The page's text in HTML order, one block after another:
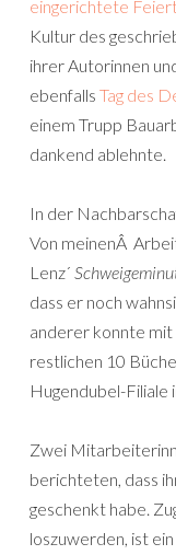
eingerichtete
Kultur des
ihrer Autorinnen
ebenfalls Tag des
einem Trupp
dankend ablehnte.
In der
Von meinenÂ
Lenz´
dass er noch
anderer konnte mit
restlichen 10
Hugendubel-Filiale
Zwei
berichteten, dass
geschenkt habe.
loszuwerden, ist